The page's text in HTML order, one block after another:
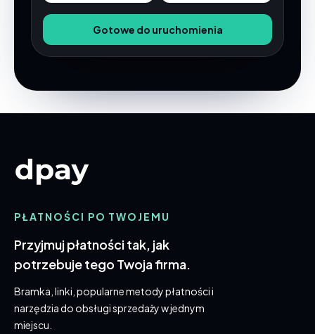
Gotowe do uruchomienia
PŁATNOŚCI PO TWOJEMU
Przyjmuj płatności tak, jak
potrzebuje tego Twoja firma.
Bramka, linki, popularne metody płatności i
narzędzia do obsługi sprzedaży w jednym
miejscu.